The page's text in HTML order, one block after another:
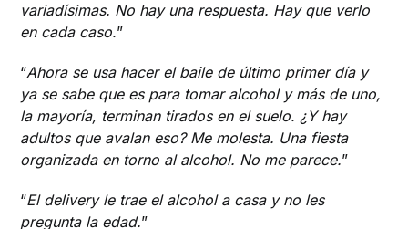
variadísimas. No hay una respuesta. Hay que verlo
en cada caso.”
“Ahora se usa hacer el baile de último primer día y
ya se sabe que es para tomar alcohol y más de uno,
la mayoría, terminan tirados en el suelo. ¿Y hay
adultos que avalan eso? Me molesta. Una fiesta
organizada en torno al alcohol. No me parece.”
“El delivery le trae el alcohol a casa y no les
pregunta la edad.”